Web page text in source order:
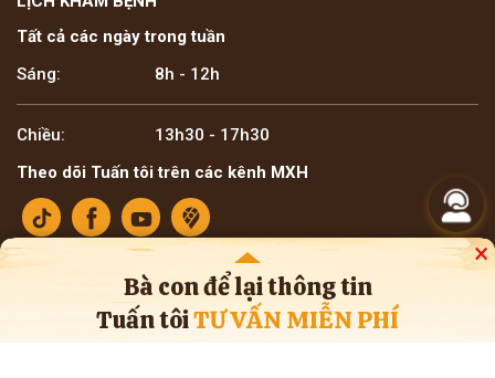
Bà con để lại thông tin
Tuấn tôiTƯ VẤN MIỄN PHÍ
×
Tất cả các ngày trong tuần
Sáng:
8h - 12h
Chiều:
13h30 - 17h30
Theo dõi Tuấn tôi trên các kênh MXH
Bản quyền ©2025 Lương y Đỗ Minh Tuấn
* Thông tin trên website mang tính tham khảo nội bộ về y học cổ truyền. Bà con